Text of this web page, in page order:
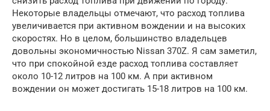
Некоторые владельцы отмечают, что расход топлива
увеличивается при активном вождении и на высоких
скоростях. Но в целом, большинство владельцев
довольны экономичностью Nissan 370Z. Я сам заметил,
что при спокойной езде расход топлива составляет
около 10-12 литров на 100 км. А при активном
вождении он может достигать 15-18 литров на 100 км.